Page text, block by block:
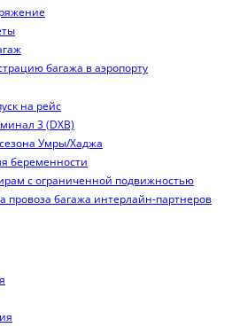
багажа в аэропорту
на рейс
3 (DXB)
Умры/Хаджа
беременности
с ограниченной подвижностью
провоза багажа интерлайн-партнеров